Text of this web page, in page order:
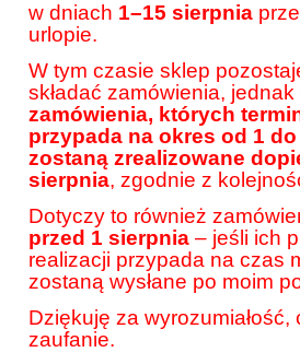
w dniach 1–15 sierpnia
urlopie.
W tym czasie sklep
składać zamówienia, jednak
zamówienia, których
przypada na okres od 1
zostaną zrealizowane
sierpnia, zgodnie z
Dotyczy to również
przed 1 sierpnia – jeśli ich
realizacji przypada na czas
zostaną wysłane po moim
Dziękuję za wyrozumiałość,
zaufanie.